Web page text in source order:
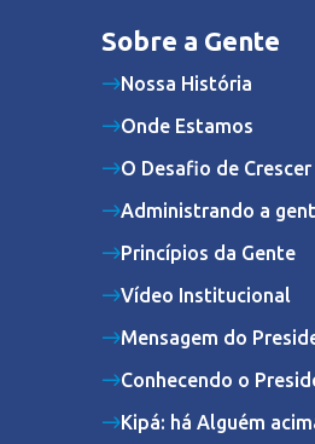
Sobre a Gente
Nossa História
Onde Estamos
O Desafio de Crescer
Administrando a
Princípios da Gente
Vídeo Institucional
Mensagem do
Conhecendo o
Kipá: há Alguém